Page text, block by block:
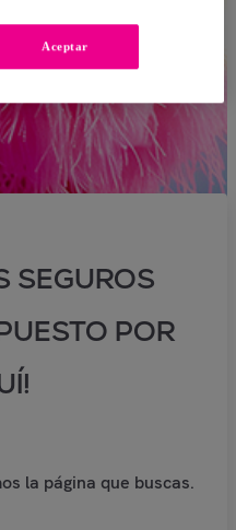
SEGUROS
POR
la página que buscas.
Aceptar